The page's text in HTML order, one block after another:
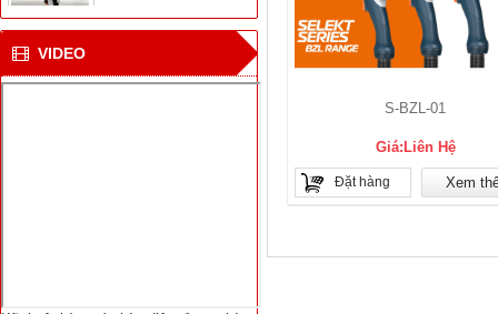
VIDEO
S-BZL-01
Giá:Liên Hệ
Đặt hàng Xem